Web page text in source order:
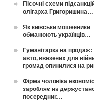
Пісочні схеми
олігарха Григоришина…
Як київськи мошенники
обманюють українців…
Гуманітарка на продаж:
авто, ввезених для
громад опинилися на
Фірма чоловіка
заробляє на
посередник…